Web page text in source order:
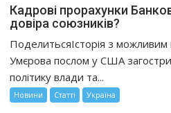
Кадрові прорахунки
довіра союзників?
ПоделитьсяІсторія з
Умєрова послом у США
політику влади та...
Новини Статті Україна